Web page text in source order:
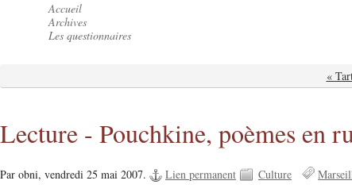
Accueil
Archives
Les questionnaires
«
Lecture - Pouchkine, poèmes en
Par obni, vendredi 25 mai 2007. Lien permanent Culture